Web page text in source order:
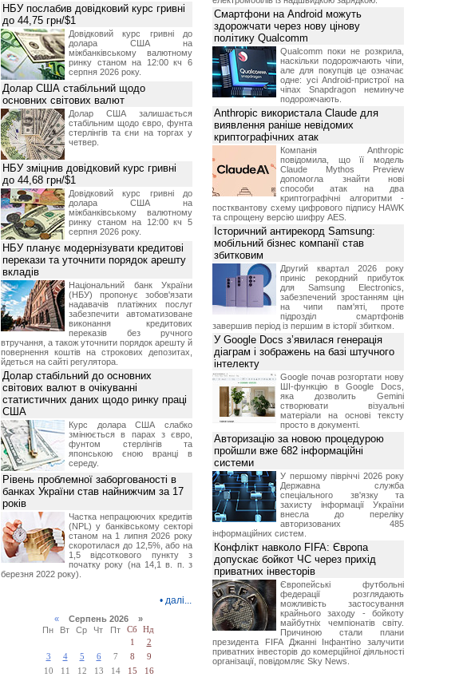
НБУ послабив довідковий курс гривні
до 44,75 грн/$1
Довідковий курс гривні до
долара США на
міжбанківському валютному
ринку станом на 12:00 кч 6
серпня 2026 року.
Долар США стабільний щодо
основних світових валют
Долар США залишається
стабільним щодо євро, фунта
стерлінгів та єни на торгах у
четвер.
НБУ зміцнив довідковий курс гривні
до 44,68 грн/$1
Довідковий курс гривні до
долара США на
міжбанківському валютному
ринку станом на 12:00 кч 5
серпня 2026 року.
НБУ планує модернізувати кредитові
перекази та уточнити порядок арешту
вкладів
Національний банк України
(НБУ) пропонує зобов'язати
надавачів платіжних послуг
забезпечити автоматизоване
виконання кредитових
переказів без ручного
втручання, а також уточнити порядок арешту й
повернення коштів на строкових депозитах,
йдеться на сайті регулятора.
Долар стабільний до основних
світових валют в очікуванні
статистичних даних щодо ринку праці
США
Курс долара США слабко
змінюється в парах з євро,
фунтом стерлінгів та
японською єною вранці в
середу.
Рівень проблемної заборгованості в
банках України став найнижчим за 17
років
Частка непрацюючих кредитів
(NPL) у банківському секторі
станом на 1 липня 2026 року
скоротилася до 12,5%, або на
1,5 відсоткового пункту з
початку року (на 14,1 в. п. з
березня 2022 року).
• далі...
«Серпень 2026 »
Пн
Вт Ср Чт Пт Сб
Нд
1
2
3
4 5 6 7 8
9
10
11 12 13 14 15 16
Смартфони на Android можуть
здорожчати через нову цінову
політику Qualcomm
Qualcomm поки не розкрила,
наскільки подорожчають чіпи,
але для покупців це означає
одне: усі Android-пристрої на
чіпах Snapdragon неминуче
подорожчають.
Anthropic використала Claude для
виявлення раніше невідомих
криптографічних атак
Компанія Anthropic
повідомила, що її модель
Claude Mythos Preview
допомогла знайти нові
способи атак на два
криптографічні алгоритми -
постквантову схему цифрового підпису HAWK
та спрощену версію шифру AES.
Історичний антирекорд Samsung:
мобільний бізнес компанії став
збитковим
Другий квартал 2026 року
приніс рекордний прибуток
для Samsung Electronics,
забезпечений зростанням цін
на чипи пам'яті, проте
підрозділ смартфонів
завершив період із першим в історії збитком.
У Google Docs з’явилася генерація
діаграм і зображень на базі штучного
інтелекту
Google почав розгортати нову
ШІ-функцію в Google Docs,
яка дозволить Gemini
створювати візуальні
матеріали на основі тексту
просто в документі.
Авторизацію за новою процедурою
пройшли вже 682 інформаційні
системи
У першому півріччі 2026 року
Державна служба
спеціального зв'язку та
захисту інформації України
внесла до переліку
авторизованих 485
інформаційних систем.
Конфлікт навколо FIFA: Європа
допускає бойкот ЧС через прихід
приватних інвесторів
Європейські футбольні
федерації розглядають
можливість застосування
крайнього заходу - бойкоту
майбутніх чемпіонатів світу.
Причиною стали плани
президента FIFA Джанні Інфантіно залучити
приватних інвесторів до комерційної діяльності
організації, повідомляє Sky News.